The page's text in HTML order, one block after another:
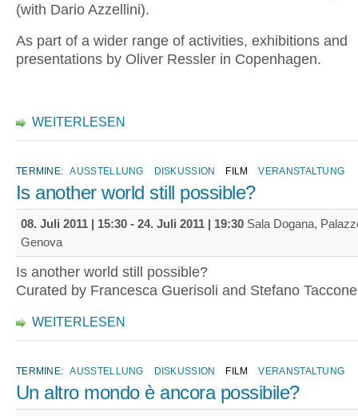
(with Dario Azzellini).
As part of a wider range of activities, exhibitions and
presentations by Oliver Ressler in Copenhagen.
WEITERLESEN
TERMINE: AUSSTELLUNG DISKUSSION FILM VERANSTALTUNG
Is another world still possible?
08. Juli 2011 | 15:30 - 24. Juli 2011 | 19:30 Sala Dogana,
Genova
Is another world still possible?
Curated by Francesca Guerisoli and Stefano Taccone
WEITERLESEN
TERMINE: AUSSTELLUNG DISKUSSION FILM VERANSTALTUNG
Un altro mondo è ancora possibile?